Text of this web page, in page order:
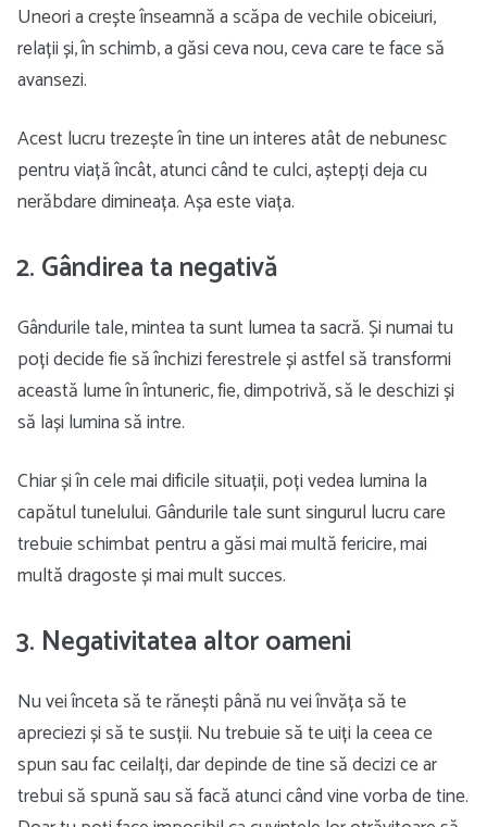
Uneori a crește înseamnă a scăpa de vechile obiceiuri,
relații și, în schimb, a găsi ceva nou, ceva care te face să
avansezi.
Acest lucru trezește în tine un interes atât de nebunesc
pentru viață încât, atunci când te culci, aștepți deja cu
nerăbdare dimineața. Așa este viața.
2. Gândirea ta negativă
Gândurile tale, mintea ta sunt lumea ta sacră. Și numai tu
poți decide fie să închizi ferestrele și astfel să transformi
această lume în întuneric, fie, dimpotrivă, să le deschizi și
să lași lumina să intre.
Chiar și în cele mai dificile situații, poți vedea lumina la
capătul tunelului. Gândurile tale sunt singurul lucru care
trebuie schimbat pentru a găsi mai multă fericire, mai
multă dragoste și mai mult succes.
3. Negativitatea altor oameni
Nu vei înceta să te rănești până nu vei învăța să te
apreciezi și să te susții. Nu trebuie să te uiți la ceea ce
spun sau fac ceilalți, dar depinde de tine să decizi ce ar
trebui să spună sau să facă atunci când vine vorba de tine.